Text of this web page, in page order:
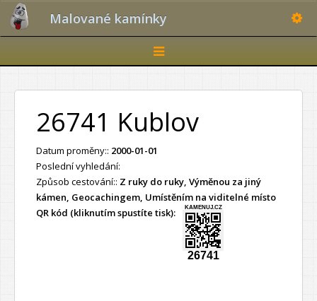
Malované kamínky
Toggle
navigation
26741 Kublov
Datum proměny:: 2000-01-01
Poslední vyhledání:
Způsob cestování:: Z ruky do ruky, Výměnou za jiný
kámen, Geocachingem, Umístěním na viditelné místo
QR kód (kliknutím spustíte tisk):
KAMENUJ.CZ
26741